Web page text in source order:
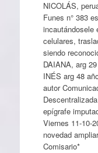
NICOLÁS,
Funes n° 383
incautándosele
celulares,
siendo
DAIANA, arg
INÉS arg 48
autor
epígrafe
Viernes 11-10-
novedad
Comisario*